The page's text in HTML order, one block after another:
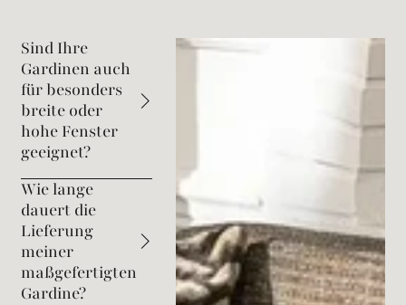
Sind Ihre
Gardinen auch
für besonders
breite oder
hohe Fenster
geeignet?
Wie lange
dauert die
Lieferung
meiner
maßgefertigten
Gardine?